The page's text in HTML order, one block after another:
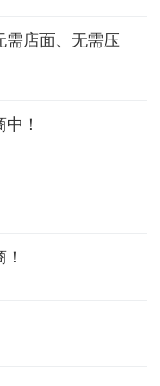
需店面、无需压
！